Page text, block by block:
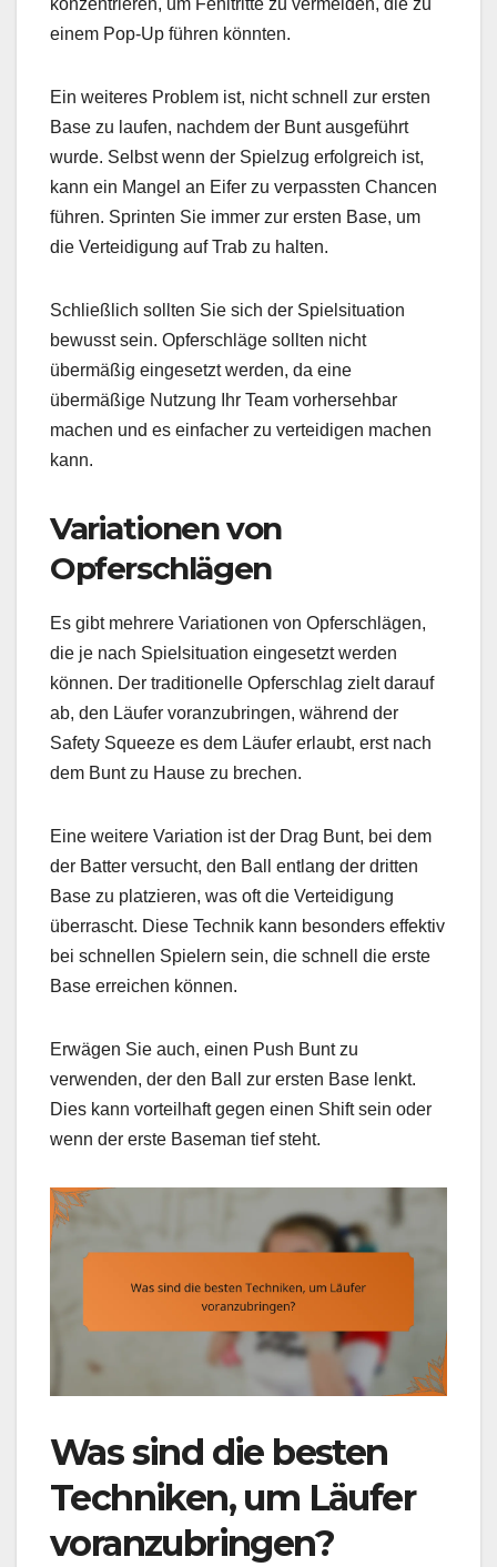
konzentrieren, um Fehltritte zu vermeiden, die zu
einem Pop-Up führen könnten.
Ein weiteres Problem ist, nicht schnell zur ersten
Base zu laufen, nachdem der Bunt ausgeführt
wurde. Selbst wenn der Spielzug erfolgreich ist,
kann ein Mangel an Eifer zu verpassten Chancen
führen. Sprinten Sie immer zur ersten Base, um
die Verteidigung auf Trab zu halten.
Schließlich sollten Sie sich der Spielsituation
bewusst sein. Opferschläge sollten nicht
übermäßig eingesetzt werden, da eine
übermäßige Nutzung Ihr Team vorhersehbar
machen und es einfacher zu verteidigen machen
kann.
Variationen von
Opferschlägen
Es gibt mehrere Variationen von Opferschlägen,
die je nach Spielsituation eingesetzt werden
können. Der traditionelle Opferschlag zielt darauf
ab, den Läufer voranzubringen, während der
Safety Squeeze es dem Läufer erlaubt, erst nach
dem Bunt zu Hause zu brechen.
Eine weitere Variation ist der Drag Bunt, bei dem
der Batter versucht, den Ball entlang der dritten
Base zu platzieren, was oft die Verteidigung
überrascht. Diese Technik kann besonders effektiv
bei schnellen Spielern sein, die schnell die erste
Base erreichen können.
Erwägen Sie auch, einen Push Bunt zu
verwenden, der den Ball zur ersten Base lenkt.
Dies kann vorteilhaft gegen einen Shift sein oder
wenn der erste Baseman tief steht.
Was sind die besten
Techniken, um Läufer
voranzubringen?